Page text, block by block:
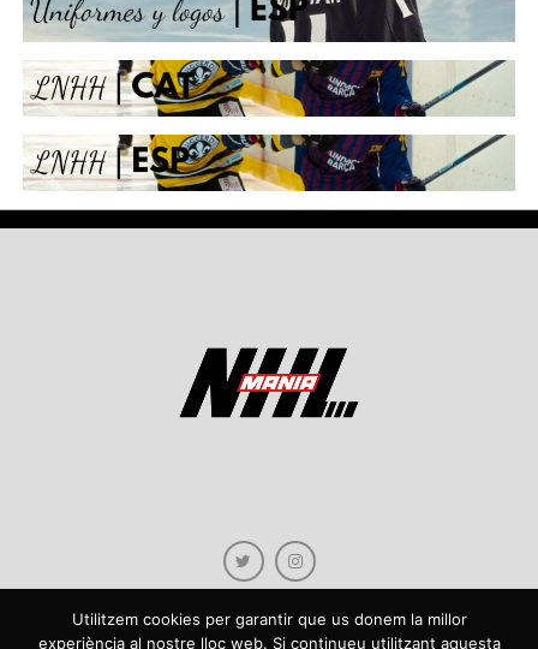
Utilitzem cookies per garantir que us donem la millor
experiència al nostre lloc web. Si continueu utilitzant aquesta